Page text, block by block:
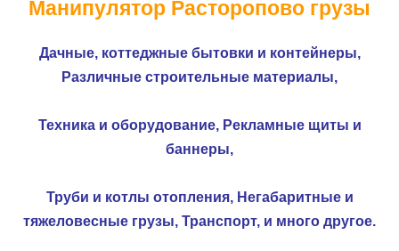
Манипулятор Расторопово грузы
Дачные, коттеджные бытовки и контейнеры,
Различные строительные материалы,
Техника и оборудование, Рекламные щиты и
баннеры,
Труби и котлы отопления, Негабаритные и
тяжеловесные грузы, Транспорт, и много другое.